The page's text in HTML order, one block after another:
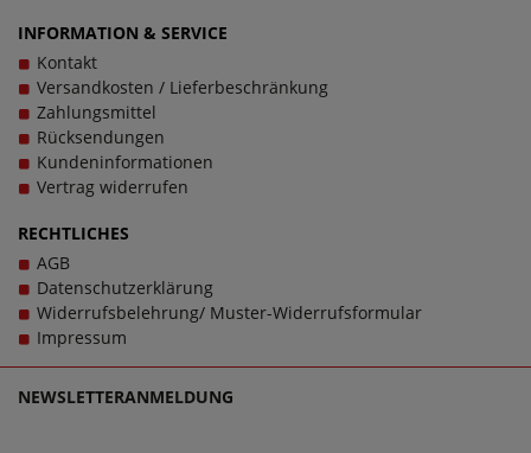
INFORMATION & SERVICE
Kontakt
Versandkosten / Lieferbeschränkung
Zahlungsmittel
Rücksendungen
Kundeninformationen
Vertrag widerrufen
RECHTLICHES
AGB
Datenschutzerklärung
Widerrufsbelehrung/ Muster-Widerrufsformular
Impressum
NEWSLETTERANMELDUNG